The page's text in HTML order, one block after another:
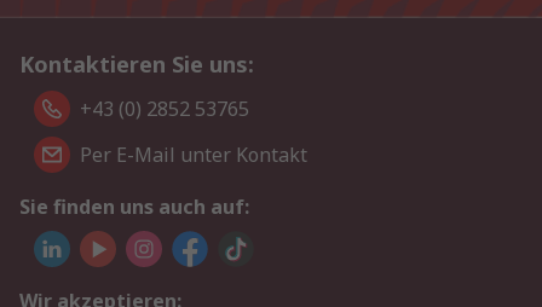
Kontaktieren Sie uns:
+43 (0) 2852 53765
Per E-Mail unter Kontakt
Sie finden uns auch auf:
Wir akzeptieren: